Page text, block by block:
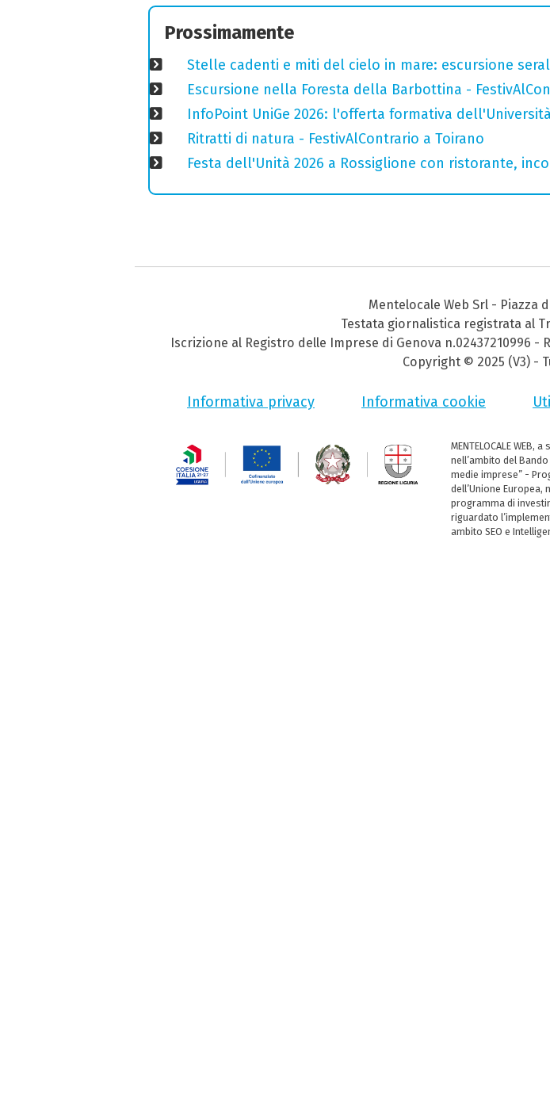
Prossimamente
Stelle cadenti e miti del cielo in mare: escursione
Escursione nella Foresta della Barbottina -
InfoPoint UniGe 2026: l'offerta formativa
Ritratti di natura - FestivAlContrario a Toirano
Festa dell'Unità 2026 a Rossiglione con ristorante,
Mentelocale Web Srl - Piazza
Testata giornalistica registrata al
Iscrizione al Registro delle Imprese di Genova n.02437210996 -
Copyright © 2025 (V3) -
Informativa privacy Informativa cookie
MENTELOCALE
nell’ambito del
medie imprese” -
dell’Unione Europea,
programma di
riguardato
ambito SEO e